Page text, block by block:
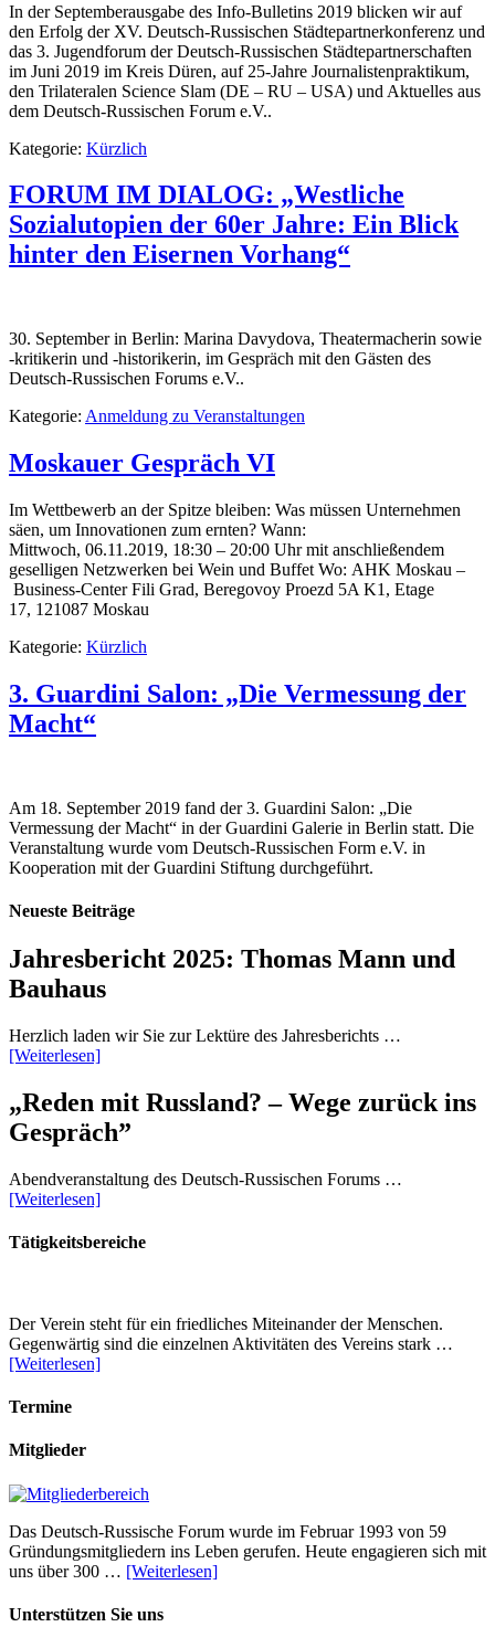
In der Septemberausgabe des Info-Bulletins 2019 blicken wir auf
den Erfolg der XV. Deutsch-Russischen Städtepartnerkonferenz und
das 3. Jugendforum der Deutsch-Russischen Städtepartnerschaften
im Juni 2019 im Kreis Düren, auf 25-Jahre Journalistenpraktikum,
den Trilateralen Science Slam (DE – RU – USA) und Aktuelles aus
dem Deutsch-Russischen Forum e.V..
Kategorie: Kürzlich
FORUM IM DIALOG: „Westliche
Sozialutopien der 60er Jahre: Ein Blick
hinter den Eisernen Vorhang“
30. September in Berlin: Marina Davydova, Theatermacherin sowie
-kritikerin und -historikerin, im Gespräch mit den Gästen des
Deutsch-Russischen Forums e.V..
Kategorie: Anmeldung zu Veranstaltungen
Moskauer Gespräch VI
Im Wettbewerb an der Spitze bleiben: Was müssen Unternehmen
säen, um Innovationen zum ernten? Wann:
Mittwoch, 06.11.2019, 18:30 – 20:00 Uhr mit anschließendem
geselligen Netzwerken bei Wein und Buffet Wo: AHK Moskau –
Business-Center Fili Grad, Beregovoy Proezd 5A K1, Etage
17, 121087 Moskau
Kategorie: Kürzlich
3. Guardini Salon: „Die Vermessung der
Macht“
Am 18. September 2019 fand der 3. Guardini Salon: „Die
Vermessung der Macht“ in der Guardini Galerie in Berlin statt. Die
Veranstaltung wurde vom Deutsch-Russischen Form e.V. in
Kooperation mit der Guardini Stiftung durchgeführt.
Neueste Beiträge
Jahresbericht 2025: Thomas Mann und
Bauhaus
Herzlich laden wir Sie zur Lektüre des Jahresberichts …
[Weiterlesen]
„Reden mit Russland? – Wege zurück ins
Gespräch”
Abendveranstaltung des Deutsch-Russischen Forums …
[Weiterlesen]
Tätigkeitsbereiche
Der Verein steht für ein friedliches Miteinander der Menschen.
Gegenwärtig sind die einzelnen Aktivitäten des Vereins stark …
[Weiterlesen]
Termine
Mitglieder
Das Deutsch-Russische Forum wurde im Februar 1993 von 59
Gründungsmitgliedern ins Leben gerufen. Heute engagieren sich mit
uns über 300 … [Weiterlesen]
Unterstützen Sie uns